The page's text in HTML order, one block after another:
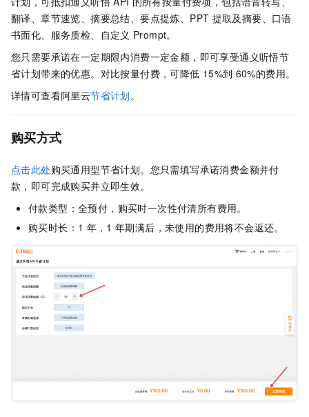
翻译、章节速览、摘要总结、要点提炼、PPT 提取及摘要、口语
书面化、服务质检、自定义 Prompt。
您只需要承诺在一定期限内消费一定金额，即可享受通义听悟节
省计划带来的优惠。对比按量付费，可降低 15%到 60%的费用。
详情可查看阿里云节省计划。
购买方式
点击此处购买通用型节省计划。您只需填写承诺消费金额并付
款，即可完成购买并立即生效。
付款类型：全预付，购买时一次性付清所有费用。
购买时长：1 年，1 年期满后，未使用的费用将不会返还。